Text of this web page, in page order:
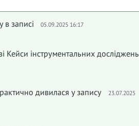
в записі 05.09.2025 16:17
Кейси iнструментальних дослiджень
дивилася у запису
23.07.2025